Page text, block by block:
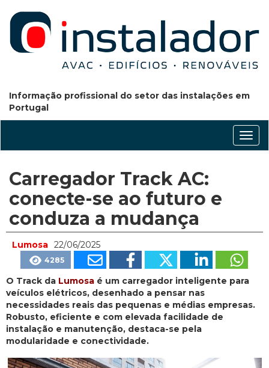
Informação profissional do setor das instalações em
Portugal
Carregador Track AC:
conecte-se ao futuro e
conduza a mudança
Lumosa 22/06/2025
4285
O Track da Lumosa é um carregador inteligente para
veículos elétricos, desenhado a pensar nas
necessidades reais das pequenas e médias empresas.
Robusto, eficiente e com elevada facilidade de
instalação e manutenção, destaca-se pela
modularidade e conectividade.